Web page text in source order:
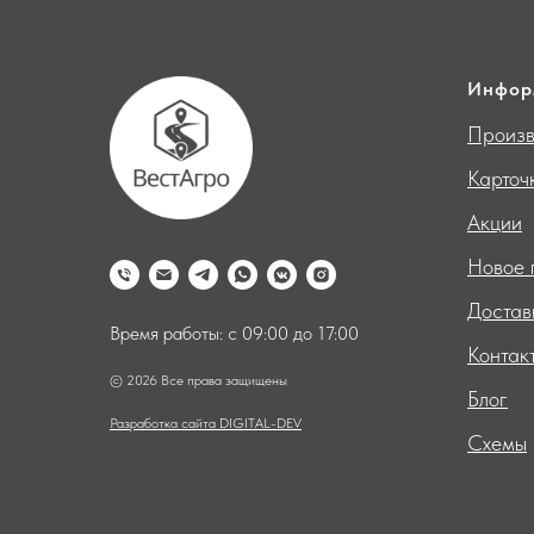
Время работы: с 09:00 до 17:00
© 2026 Все права защищены
Разработка сайта DIGITAL-DEV
Акции
Новое
Блог
Схемы